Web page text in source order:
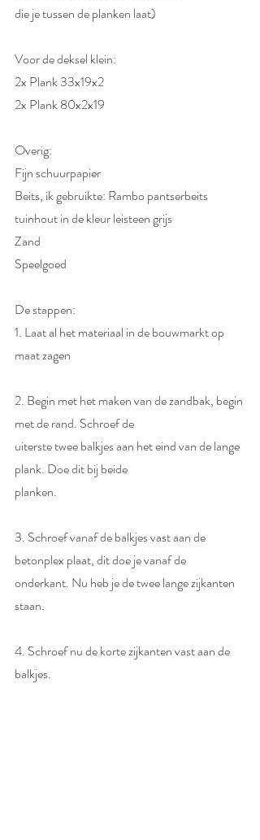
die je tussen de planken laat)
Voor de deksel klein:
Overig:
Fijn schuurpapier
Beits, ik gebruikte: Rambo pantserbeits
tuinhout in de kleur leisteen grijs
Zand
Speelgoed
De stappen:
1. Laat al het materiaal in de bouwmarkt op
maat zagen
2. Begin met het maken van de zandbak, begin
met de rand. Schroef de
uiterste twee balkjes aan het eind van de lange
plank. Doe dit bij beide
planken.
3. Schroef vanaf de balkjes vast aan de
betonplex plaat, dit doe je vanaf de
onderkant. Nu heb je de twee lange zijkanten
staan.
4. Schroef nu de korte zijkanten vast aan de
balkjes.